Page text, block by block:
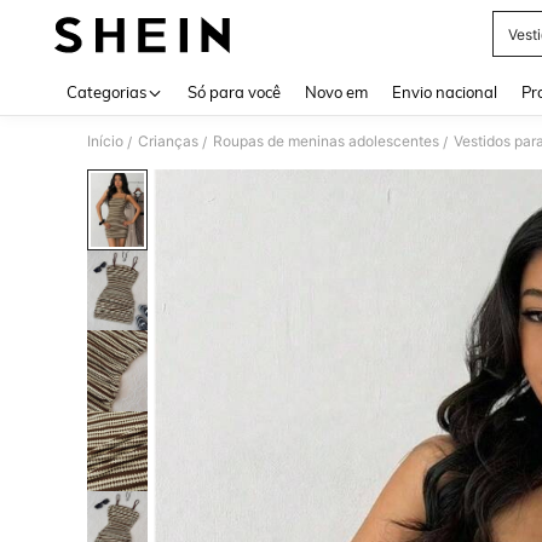
Categorias Só para você Novo em Envio nacional
Início / Crianças / Roupas de meninas adolescentes / Vestidos